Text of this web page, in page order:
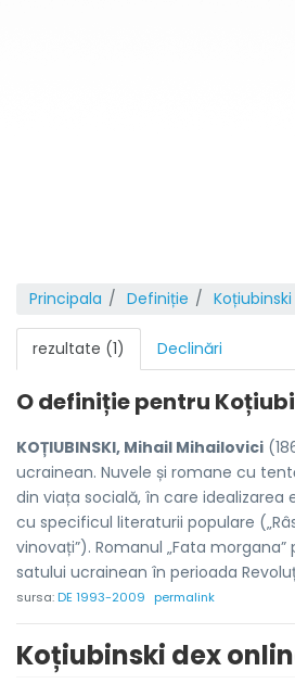
Principala Definiție Koțiubinski
rezultate (1) Declinări
O definiție pentru
KOȚIUBINSKI, Mihail Mihailovici
ucrainean. Nuvele și romane cu
din viața socială, în care idealizarea
cu specificul literaturii populare
vinovați”). Romanul „Fata
satului ucrainean în perioada
sursa:DE 1993-2009 permalink
Koțiubinski dex